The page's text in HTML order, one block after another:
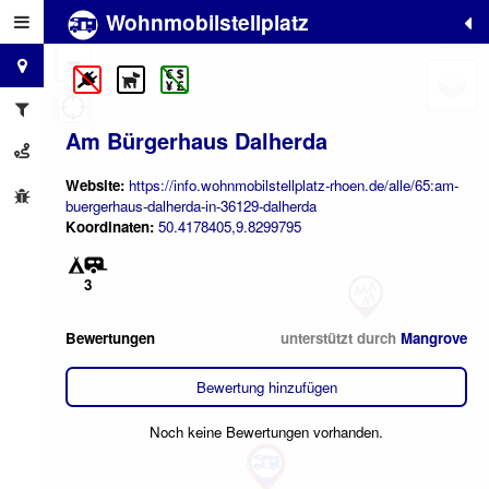
Wohnmobilstellplatz
Am Bürgerhaus Dalherda
Website: https://info.wohnmobilstellplatz-rhoen.de/alle/65:am-
buergerhaus-dalherda-in-36129-dalherda
Koordinaten: 50.4178405,9.8299795
3
Bewertungen unterstützt durch Mangrove
Bewertung hinzufügen
Noch keine Bewertungen vorhanden.
+
−